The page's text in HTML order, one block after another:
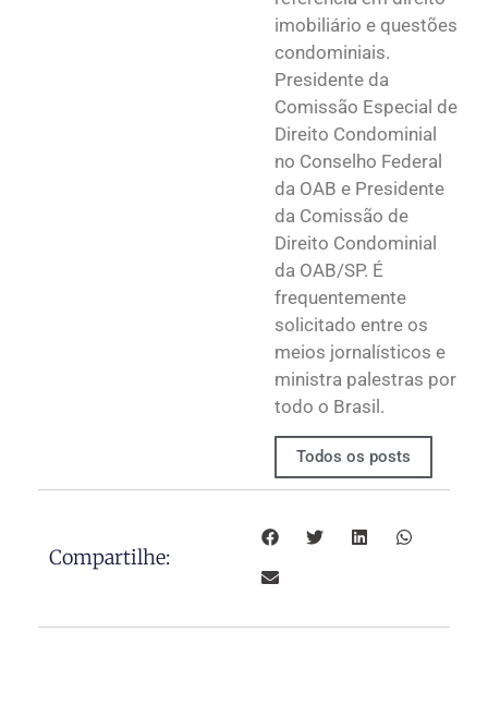
imobiliário e questões
condominiais.
Presidente da
Comissão Especial de
Direito Condominial
no Conselho Federal
da OAB e Presidente
da Comissão de
Direito Condominial
da OAB/SP. É
frequentemente
solicitado entre os
meios jornalísticos e
ministra palestras por
todo o Brasil.
Todos os posts
Compartilhe: